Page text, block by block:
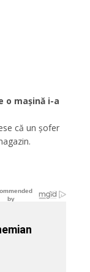
o maşină i-a
că un şofer